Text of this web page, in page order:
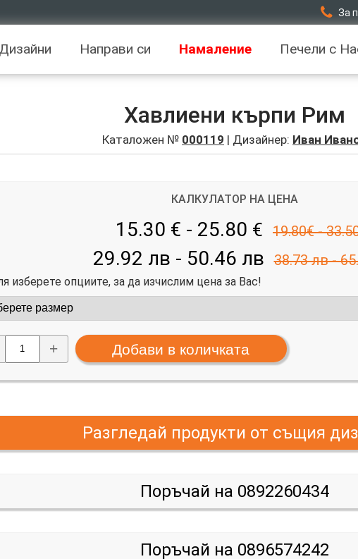
За
Дизайни Направи си Намаление Печели с
Хавлиени кърпи Рим
Каталожен № 000119 | Дизайнер: Иван
КАЛКУЛАТОР НА ЦЕНА
15.30 € - 25.80 € 19.80€ -
29.92 лв - 50.46 лв 38.73 лв -
изберете опциите, за да изчислим цена за Вас!
+
Разгледай продукти от същия
Поръчай на 0892260434
Поръчай на 0896574242